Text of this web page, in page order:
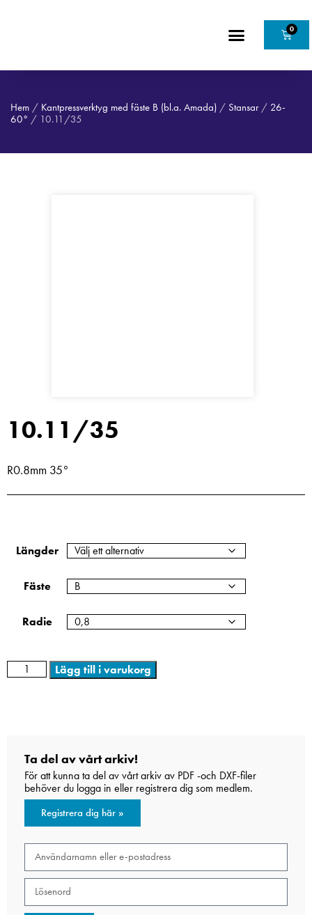
0
Hem / Kantpressverktyg med fäste B (bl.a. Amada) / Stansar/ 26-
60° / 10.11/35
10.11/35
R0.8mm 35°
Längder
Fäste
Radie
Lägg till i varukorg
Ta del av vårt arkiv!
För att kunna ta del av vårt arkiv av PDF -och DXF-filer
behöver du logga in eller registrera dig som medlem.
Registrera dig här »